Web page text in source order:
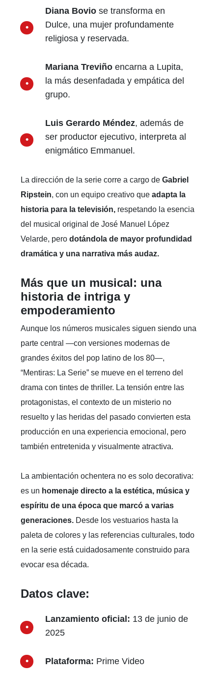
Regina Blandón
da vida a Yuri, la
abogada pragmática con el corazón
se transforma en
Dulce, una mujer profundamente
Mariana Treviño
encarna a Lupita,
la más desenfadada y empática del
Luis Gerardo Méndez , además de
ser productor ejecutivo, interpreta al
enigmático Emmanuel.
La dirección de la serie corre a cargo de
historia para la televisión,respetando la esencia
del musical original de José Manuel López
Velarde, pero dotándola de mayor profundidad
dramática y una narrativa más audaz.
Más que un musical: una
historia de intriga y
empoderamiento
Aunque los números musicales siguen siendo una
parte central —con versiones modernas de
grandes éxitos del pop latino de los 80—,
“Mentiras: La Serie” se mueve en el terreno del
protagonistas, el contexto de un misterio no
resuelto y las heridas del pasado convierten esta
producción en una experiencia emocional, pero
también entretenida y visualmente atractiva.
La ambientación ochentera no es solo decorativa:
es unhomenaje directo a la estética, música y
generaciones.Desde los vestuarios hasta la
en la serie está cuidadosamente construido para
Datos clave: